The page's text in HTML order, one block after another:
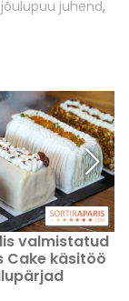
juhend,
valmistatud
Cake käsitöö